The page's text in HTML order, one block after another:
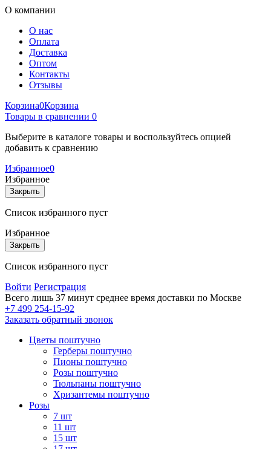
О компании
О нас
Оплата
Доставка
Оптом
Контакты
Отзывы
Корзина0Корзина
Товары в сравнении 0
Выберите в каталоге товары и воспользуйтесь опцией
добавить к сравнению
Избранное0
Избранное
Закрыть
Список избранного пуст
Избранное
Закрыть
Список избранного пуст
Войти Регистрация
Всего лишь 37 минут среднее время доставки по Москве
+7 499 254-15-92
Заказать обратный звонок
Цветы поштучно
Герберы поштучно
Пионы поштучно
Розы поштучно
Тюльпаны поштучно
Хризантемы поштучно
Розы
7 шт
11 шт
15 шт